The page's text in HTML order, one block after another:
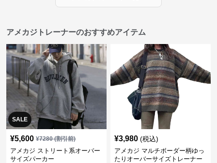
アメカジトレーナーのおすすめアイテム
SALE
¥5,600 ¥7280(割引前)
アメカジ ストリート系オーバー
サイズパーカー
¥3,980 (税込)
アメカジ マルチボーダー柄ゆっ
たりオーバーサイズトレーナー